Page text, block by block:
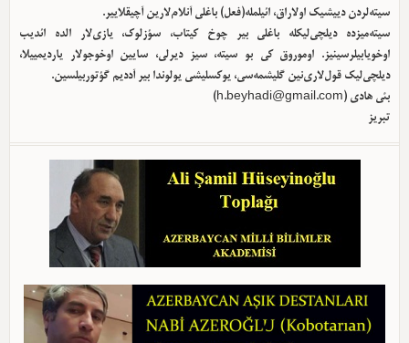
سیته‌لردن دییشیک اولا‌راق، ائیلمله(فعل) باغلی آنلام‌لارین آچیقلاییر.
سیته‌میزده دیلچی‌لیکله باغلی بیر چوخ کیتاب، سؤزلوک، یازی‌لار الده ائدیب
اوخویابیلرسینیز. اوموروق کی بو سیته، سیز دیرلی، سایین اوخوجولار یاردیمییلا،
دیلچی‌لیک قول‌لاری‌نین گلیشمه‌سی، یوکسلیشی یولوندا بیر آددیم گؤتوربیلسین.
بئی هادی ( h.beyhadi@gmail.com
)
تبریز